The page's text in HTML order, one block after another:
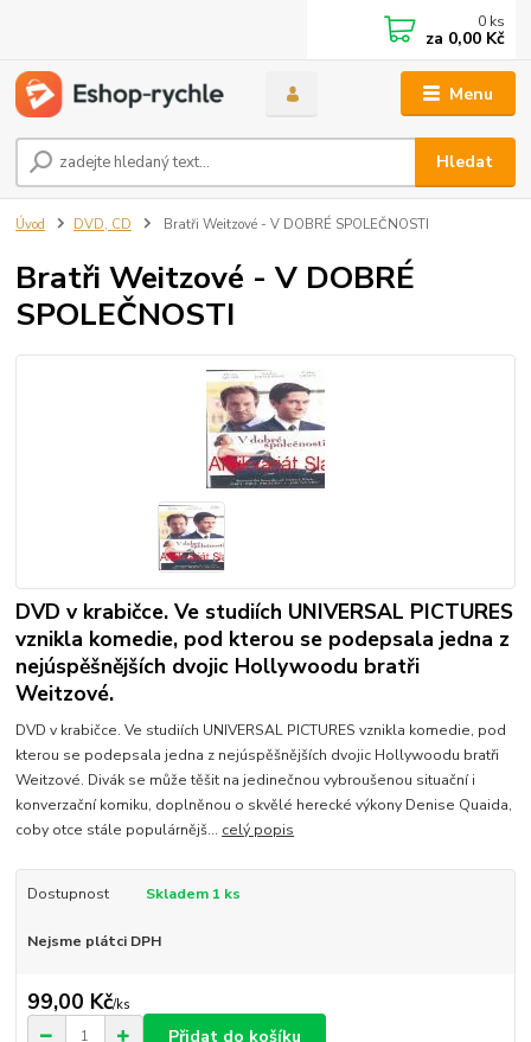
Menu
Hledat
0 ks
za 0,00 Kč
Úvod DVD, CD Bratři Weitzové - V DOBRÉ SPOLEČNOSTI
Bratři Weitzové - V DOBRÉ
SPOLEČNOSTI
DVD v krabičce. Ve studiích UNIVERSAL PICTURES
vznikla komedie, pod kterou se podepsala jedna z
nejúspěšnějších dvojic Hollywoodu bratři
Weitzové.
DVD v krabičce. Ve studiích UNIVERSAL PICTURES vznikla komedie, pod
kterou se podepsala jedna z nejúspěšnějších dvojic Hollywoodu bratři
Weitzové. Divák se může těšit na jedinečnou vybroušenou situační i
konverzační komiku, doplněnou o skvělé herecké výkony Denise Quaida,
coby otce stále populárnějš... celý popis
Dostupnost Skladem 1 ks
Nejsme plátci DPH
99,00 Kč/ks
Přidat do košíku